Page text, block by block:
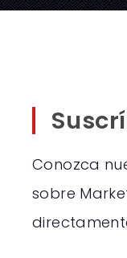
Conozca
sobre